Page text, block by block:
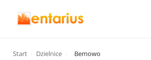
Start Dzielnice Bemowo